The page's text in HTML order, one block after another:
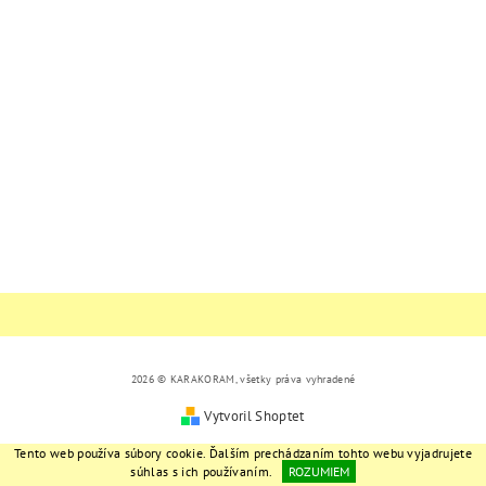
2026 © KARAKORAM, všetky práva vyhradené
Vytvoril Shoptet
Tento web používa súbory cookie. Ďalším prechádzaním tohto webu vyjadrujete
súhlas s ich používaním.
ROZUMIEM